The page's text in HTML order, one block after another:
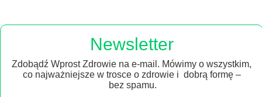
Newsletter
Zdobądź Wprost Zdrowie na e-mail. Mówimy o wszystkim,
co najważniejsze w trosce o zdrowie i dobrą formę –
bez spamu.